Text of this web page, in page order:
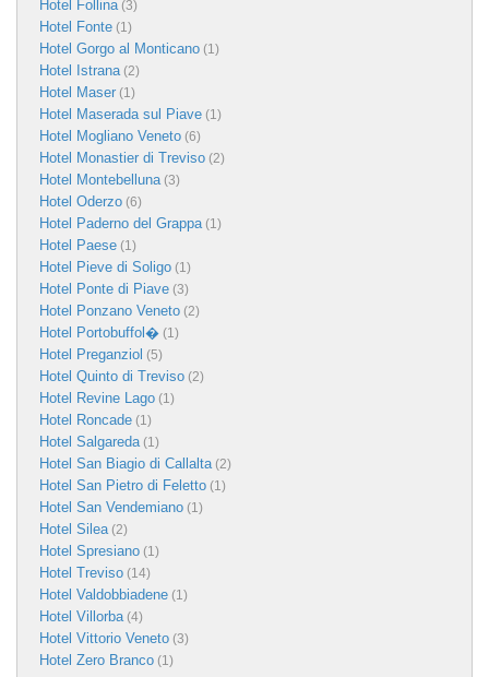
Hotel Follina(3)
Hotel Fonte (1)
Hotel Gorgo al Monticano (1)
Hotel Istrana(2)
Hotel Maser (1)
Hotel Maserada sul Piave (1)
Hotel Mogliano Veneto (6)
Hotel Monastier di Treviso (2)
Hotel Montebelluna(3)
Hotel Oderzo (6)
Hotel Paderno del Grappa(1)
Hotel Paese (1)
Hotel Pieve di Soligo (1)
Hotel Ponte di Piave (3)
Hotel Ponzano Veneto (2)
Hotel Portobuffol� (1)
Hotel Preganziol (5)
Hotel Quinto di Treviso (2)
Hotel Revine Lago (1)
Hotel Roncade (1)
Hotel Salgareda(1)
Hotel San Biagio di Callalta(2)
Hotel San Pietro di Feletto (1)
Hotel San Vendemiano (1)
Hotel Silea(2)
Hotel Spresiano (1)
Hotel Treviso (14)
Hotel Valdobbiadene (1)
Hotel Villorba(4)
Hotel Vittorio Veneto (3)
Hotel Zero Branco (1)